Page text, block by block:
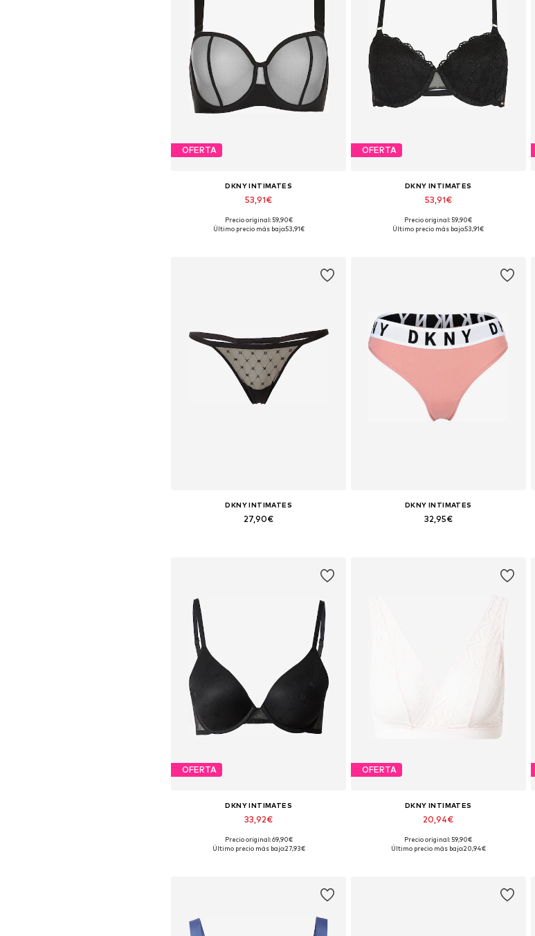
OFERTA
DKNY INTIMATES
53,91€
Disponible en muchas tallas
Precio original: 59,90€
Último precio más bajo:53,91€
OFERTA
DKNY INTIMATES
53,91€
Disponible en muchas tallas
Precio original: 59,90€
Último precio más bajo:53,91€
DKNY INTIMATES
27,90€
DKNY INTIMATES
32,95€
OFERTA
DKNY INTIMATES
33,92€
Tallas disponibles: 85 B
Precio original: 69,90€
Último precio más bajo:27,93€
OFERTA
DKNY INTIMATES
20,94€
Tallas disponibles: 105
Precio original: 59,90€
Último precio más bajo:20,94€